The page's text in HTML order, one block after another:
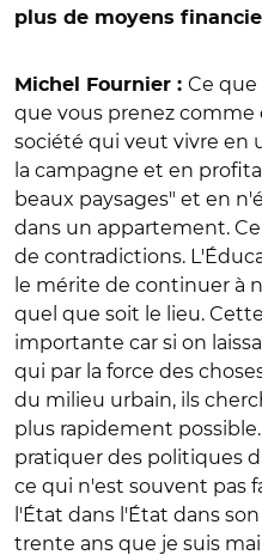
plus de moyens
Michel Fournier : Ce que
que vous prenez
société qui veut vivre en
la campagne et en
beaux paysages" et en
dans un appartement.
de contradictions.
le mérite de continuer à
quel que soit le lieu.
importante car si on
qui par la force des
du milieu urbain, ils
plus rapidement
pratiquer des politiques
ce qui n'est souvent pas
l'État dans l'État dans
trente ans que je suis